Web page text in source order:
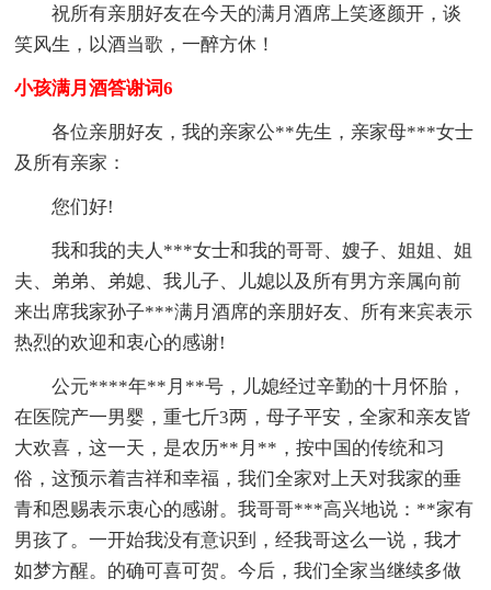
祝所有亲朋好友在今天的满月酒席上笑逐颜开，谈
笑风生，以酒当歌，一醉方休！
小孩满月酒答谢词6
各位亲朋好友，我的亲家公**先生，亲家母***女士
及所有亲家：
您们好!
我和我的夫人***女士和我的哥哥、嫂子、姐姐、姐
夫、弟弟、弟媳、我儿子、儿媳以及所有男方亲属向前
来出席我家孙子***满月酒席的亲朋好友、所有来宾表示
热烈的欢迎和衷心的感谢!
公元****年**月**号，儿媳经过辛勤的十月怀胎，
在医院产一男婴，重七斤3两，母子平安，全家和亲友皆
大欢喜，这一天，是农历**月**，按中国的传统和习
俗，这预示着吉祥和幸福，我们全家对上天对我家的垂
青和恩赐表示衷心的感谢。我哥哥***高兴地说：**家有
男孩了。一开始我没有意识到，经我哥这么一说，我才
如梦方醒。的确可喜可贺。今后，我们全家当继续多做